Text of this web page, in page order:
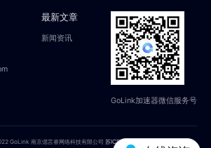
最新文章
新闻资讯
GoLink加速器微信服务号
GoLink 南京偲言睿网络科技有限公司苏ICP备18014251号-2